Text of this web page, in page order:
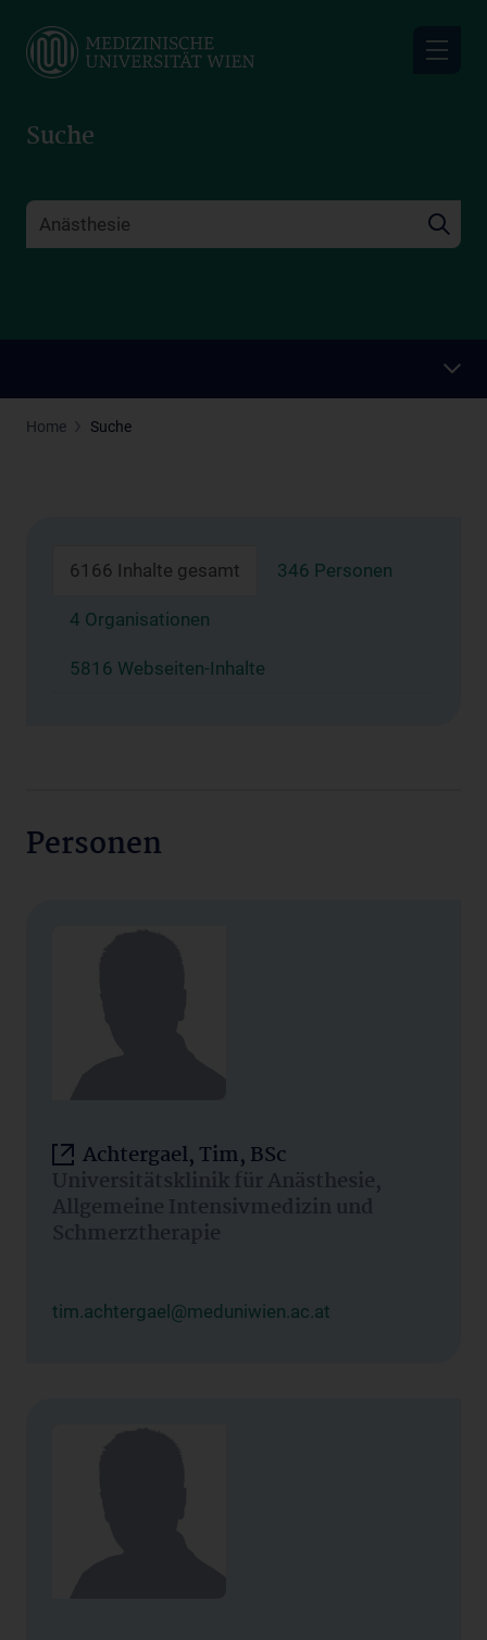
main
Suche
Home Suche
6166 Inhalte gesamt 346 Personen
4 Organisationen
5816 Webseiten-Inhalte
Personen
Achtergael, Tim, BSc
Universitätsklinik für Anästhesie,
Allgemeine Intensivmedizin und
Schmerztherapie
tim.achtergael@meduniwien.ac.at